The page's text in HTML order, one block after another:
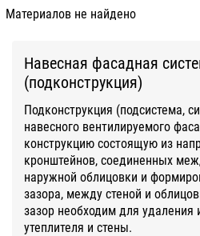
Материалов не найдено
Навесная фасадная
(подконструкция)
Подконструкция (подсистема,
навесного вентилируемого
конструкцию состоящую из
кронштейнов, соединенных
наружной облицовки и
зазора, между стеной и
зазор необходим для удаления
утеплителя и стены.